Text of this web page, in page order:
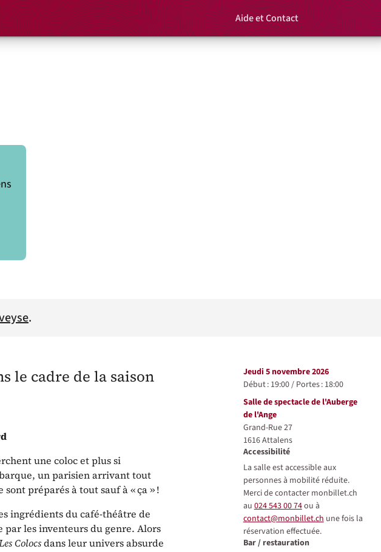
Rechercher un
Panier
Aide et Contact
.
le cadre de la saison
une coloc et plus si
un parisien arrivant tout
préparés à tout sauf à « ça » !
ingrédients du café-théâtre de
les inventeurs du genre. Alors
Colocsdans leur univers absurde
Représentations / Dates
jeudi 5 novembre 2026
Début : 19:00/ Portes : 18:00
Lieu
Salle de spectacle de l'Auberge
de l'Ange
Grand-Rue 27
1616Attalens
Accessibilité
La salle est accessible aux
personnes à mobilité réduite.
Merci de contacter monbillet.ch
au024 543 00 74ou à
contact@monbillet.chune fois la
réservation effectuée.
Bar / restauration